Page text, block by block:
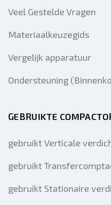
Veel Gestelde Vragen
Materiaalkeuzegids
Vergelijk apparatuur
Ondersteuning
GEBRUIKTE
gebruikt Verticale
gebruikt
gebruikt Stationaire